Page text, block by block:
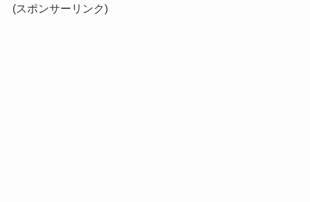
(スポンサーリンク)